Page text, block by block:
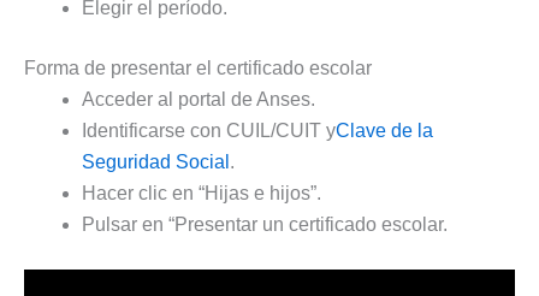
Elegir el período.
Forma de presentar el certificado escolar
Acceder al portal de Anses.
Identificarse con CUIL/CUIT yClave de la
Seguridad Social .
Hacer clic en “Hijas e hijos”.
Pulsar en “Presentar un certificado escolar.